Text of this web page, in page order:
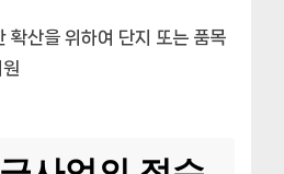
확산을 위하여 단지 또는 품목